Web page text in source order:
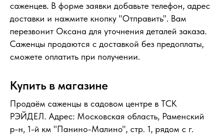
саженцев. В форме заявки добавьте телефон, адрес
доставки и нажмите кнопку "Отправить". Вам
перезвонит Оксана для уточнения деталей заказа.
Саженцы продаются с доставкой без предоплаты,
сможете оплатить при получении.
Купить в магазине
Продаём саженцы в садовом центре в ТСК
РЭЙДЕЛ. Адрес: Московская область, Раменский
р-н, 1-й км "Панино-Малино", стр. 1, рядом с г.